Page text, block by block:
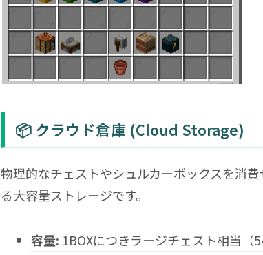
📦 クラウド倉庫 (Cloud Storage)
物理的なチェストやシュルカーボックスを消
る大容量ストレージです。
容量: 1BOXにつきラージチェスト相当（